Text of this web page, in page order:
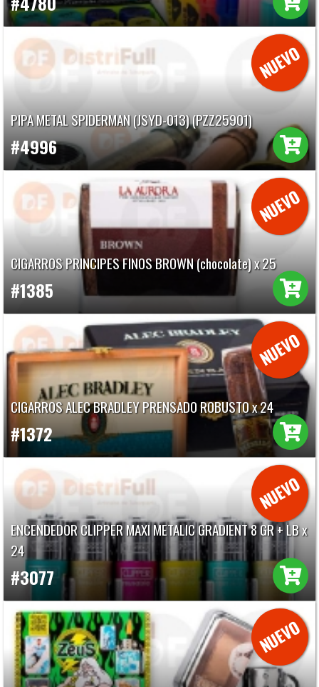
PIPA METAL SPIDERMAN (JSYD-013) (PZZ25901)
#4996
CIGARROS PRINCIPES FINOS BROWN (chocolate) x 25
#1385
CIGARROS ALEC BRADLEY PRENSADO ROBUSTO x 24
#1372
ENCENDEDOR CLIPPER MAXI METALIC GRADIENT 8 GR + LB x
24
#3077